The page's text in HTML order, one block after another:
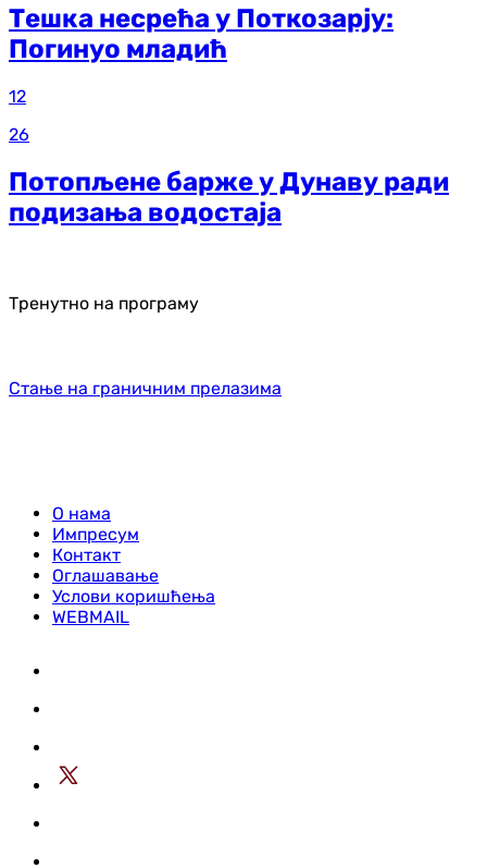
Тешка несрећа у Поткозарју:
Погинуо младић
12
26
Потопљене барже у Дунаву ради
подизања водостаја
Тренутно на програму
Стање на граничним прелазима
О нама
Импресум
Контакт
Оглашавање
Услови коришћења
WEBMAIL